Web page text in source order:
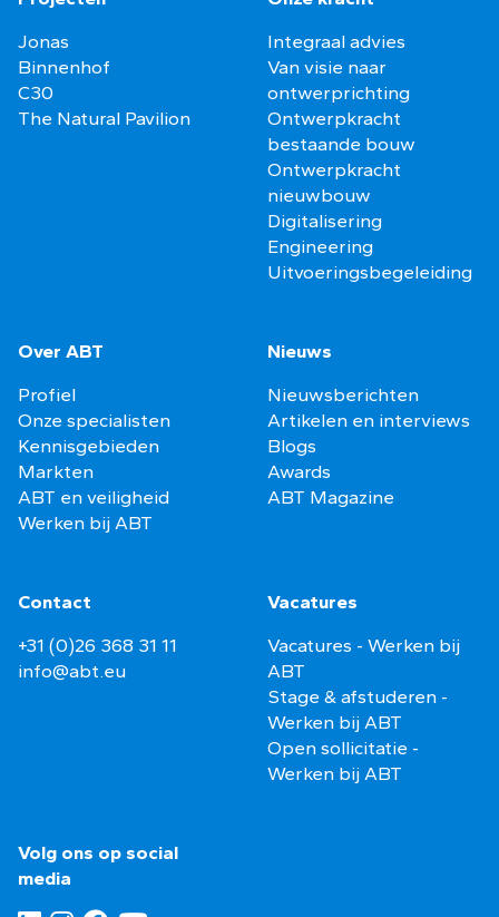
Jonas
Binnenhof
C30
The Natural Pavilion
Integraal advies
Van visie naar
ontwerprichting
Ontwerpkracht
bestaande bouw
Ontwerpkracht
nieuwbouw
Digitalisering
Engineering
Uitvoeringsbegeleiding
Over ABT
Profiel
Onze specialisten
Kennisgebieden
Markten
ABT en veiligheid
Werken bij ABT
Nieuws
Nieuwsberichten
Artikelen en interviews
Blogs
Awards
ABT Magazine
Contact
+31 (0)26 368 31 11
info@abt.eu
Vacatures
Vacatures - Werken bij
ABT
Stage & afstuderen -
Werken bij ABT
Open sollicitatie -
Werken bij ABT
Volg ons op social
media